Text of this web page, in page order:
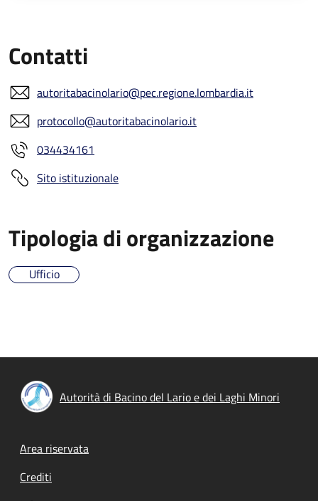
Contatti
autoritabacinolario@pec.regione.lombardia.it
protocollo@autoritabacinolario.it
034434161
Sito istituzionale
Tipologia di organizzazione
Ufficio
Autorità di Bacino del Lario e dei Laghi Minori
Footer menu
Area riservata
Crediti